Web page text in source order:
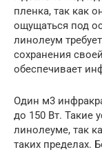
пленка, так как
ощущаться под
линолеум
сохранения
обеспечивает
Один м3
до 150 Вт. Такие
линолеуме, так
таких пределах.